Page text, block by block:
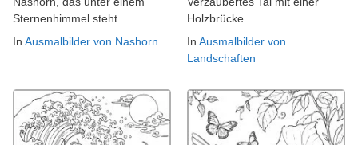
Sternenhimmel steht
In Ausmalbilder von Nashorn
Holzbrücke
In Ausmalbilder von
Landschaften